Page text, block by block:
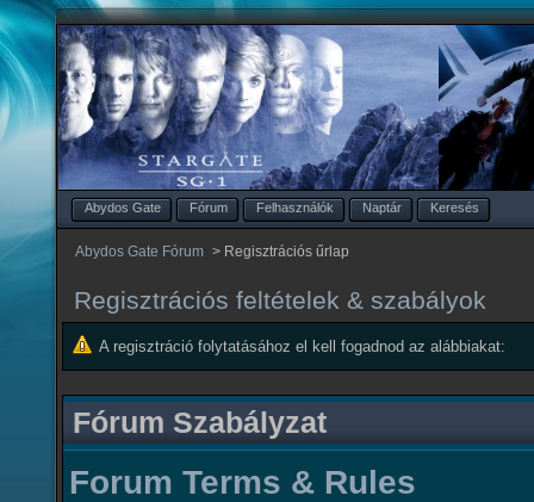
Abydos Gate Fórum Felhasználók Naptár Keresés
Abydos Gate Fórum > Regisztrációs űrlap
Regisztrációs feltételek & szabályok
A regisztráció folytatásához el kell fogadnod az alábbiakat:
Fórum Szabályzat
Forum Terms & Rules